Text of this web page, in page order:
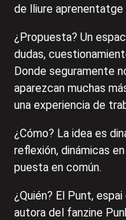
de lliure aprenentatge
¿Propuesta? Un
dudas,
Donde seguramente
aparezcan muchas
una experiencia de
¿Cómo? La idea es
reflexión, dinámicas
puesta en común.
¿Quién? El Punt,
autora del fanzine